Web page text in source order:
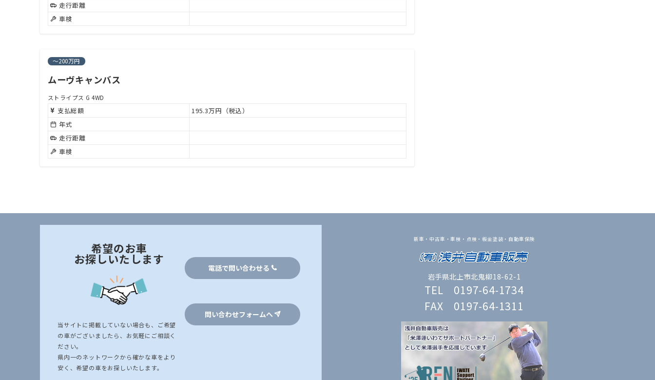
走行距離
車検
～200万円
ムーヴキャンバス
ストライプス G 4WD
支払総額
195.3万円（税込）
年式
走行距離
車検
希望のお車
お探しいたします
当サイトに掲載していない場合も、ご希望
の車がございましたら、お気軽にご相談く
ださい。
県内一のネットワークから確かな車をより
安く、希望の車をお探しいたします。
電話で問い合わせる
問い合わせフォームへ
新車・中古車・車検・点検・板金塗装・自動車保険
岩手県北上市北鬼柳18-62-1
TEL 0197-64-1734
FAX 0197-64-1311